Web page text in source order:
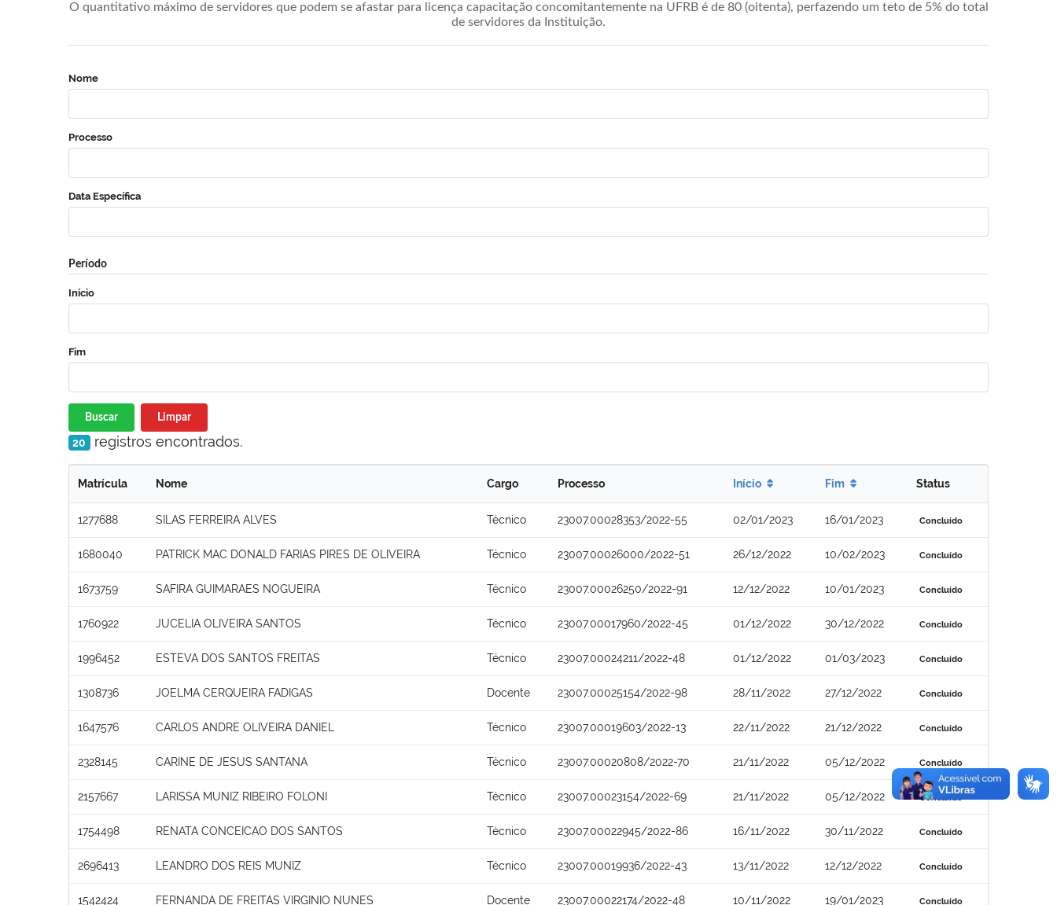
O quantitativo máximo de servidores que podem se afastar para licença capacitação concomitantemente na UFRB é de 80 (oitenta), perfazendo um teto de 5% do total
de servidores da Instituição.
Nome
Processo
Data Específica
Período
Início
Fim
Buscar Limpar
20 registros encontrados.
Matrícula Nome Cargo Processo Início Fim Status
1277688 SILAS FERREIRA ALVES Técnico 23007.00028353/2022-55 02/01/2023 16/01/2023 Concluído
1680040 PATRICK MAC DONALD FARIAS PIRES DE OLIVEIRA Técnico 23007.00026000/2022-51 26/12/2022 10/02/2023 Concluído
1673759 SAFIRA GUIMARAES NOGUEIRA Técnico 23007.00026250/2022-91 12/12/2022 10/01/2023 Concluído
1760922 JUCELIA OLIVEIRA SANTOS Técnico 23007.00017960/2022-45 01/12/2022 30/12/2022 Concluído
1996452 ESTEVA DOS SANTOS FREITAS Técnico 23007.00024211/2022-48 01/12/2022 01/03/2023 Concluído
1308736 JOELMA CERQUEIRA FADIGAS Docente 23007.00025154/2022-98 28/11/2022 27/12/2022 Concluído
1647576 CARLOS ANDRE OLIVEIRA DANIEL Técnico 23007.00019603/2022-13 22/11/2022 21/12/2022 Concluído
2328145 CARINE DE JESUS SANTANA Técnico 23007.00020808/2022-70 21/11/2022 05/12/2022 Concluído
2157667 LARISSA MUNIZ RIBEIRO FOLONI Técnico 23007.00023154/2022-69 21/11/2022 05/12/2022 Concluído
1754498 RENATA CONCEICAO DOS SANTOS Técnico 23007.00022945/2022-86 16/11/2022 30/11/2022 Concluído
2696413 LEANDRO DOS REIS MUNIZ Técnico 23007.00019936/2022-43 13/11/2022 12/12/2022 Concluído
1542424 FERNANDA DE FREITAS VIRGINIO NUNES Docente 23007.00022174/2022-48 10/11/2022 19/01/2023 Concluído